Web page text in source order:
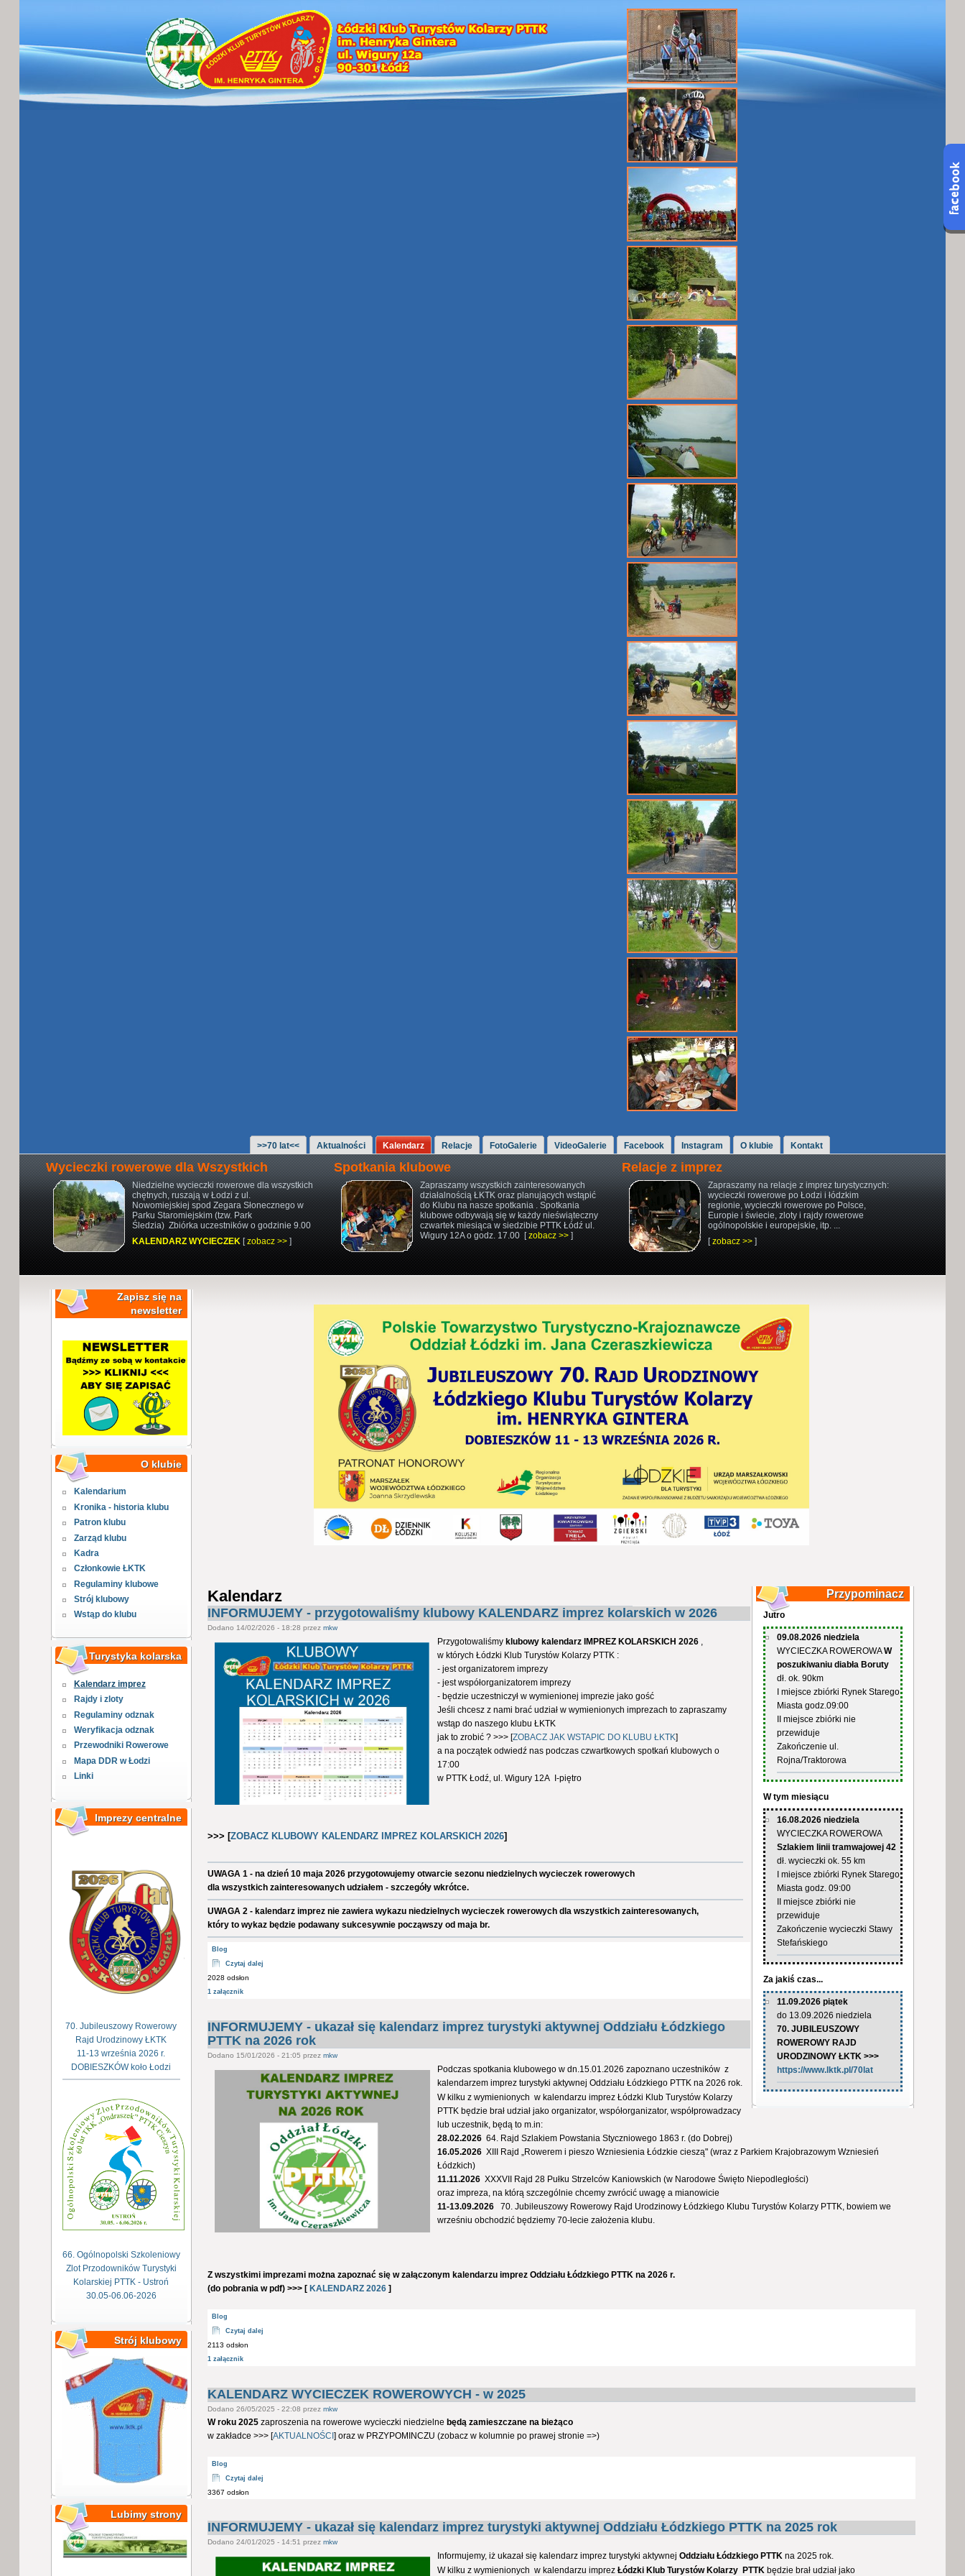
>>70 lat<< Aktualności Kalendarz Relacje FotoGalerie VideoGalerie Facebook Instagram O klubie Kontakt
Wycieczki rowerowe dla Wszystkich
Niedzielne wycieczki rowerowe dla wszystkich
chętnych,ruszają w Łodzi z ul.
Nowomiejskiej spod Zegara Słonecznego w
Parku Staromiejskim (tzw. Park
Śledzia) Zbiórka uczestników o godzinie 9.00
KALENDARZ WYCIECZEK [zobacz >>]
Spotkania klubowe
Zapraszamy wszystkich zainteresowanych
działalnością ŁKTK oraz planujących wstąpić
do Klubu na nasze spotkania . Spotkania
klubowe odbywają się w każdy nieświąteczny
czwartek miesiąca w siedzibie PTTK Łódź ul.
Wigury 12A o godz. 17.00 [zobacz >>]
Relacje z imprez
Zapraszamy na relacje z imprez turystycznych:
wycieczki rowerowe po Łodzi i łódzkim
regionie, wycieczki rowerowe po Polsce,
Europie i świecie, zloty i rajdy rowerowe
ogólnopolskie i europejskie, itp. ...
[zobacz >> ]
Zapisz się na
newsletter
O klubie
Kalendarium
Kronika - historia klubu
Patron klubu
Zarząd klubu
Kadra
Członkowie ŁKTK
Regulaminy klubowe
Strój klubowy
Wstąp do klubu
Turystyka kolarska
Kalendarz imprez
Rajdy i zloty
Regulaminy odznak
Weryfikacja odznak
Przewodniki Rowerowe
Mapa DDR w Łodzi
Linki
Imprezy centralne
70. Jubileuszowy Rowerowy
Rajd Urodzinowy ŁKTK
11-13 września 2026 r.
DOBIESZKÓW koło Łodzi
66. Ogólnopolski Szkoleniowy
Zlot Przodowników Turystyki
Kolarskiej PTTK - Ustroń
30.05-06.06-2026
Strój klubowy
Lubimy strony
Przypominacz
Jutro
09.08.2026 niedziela
WYCIECZKA ROWEROWAW
poszukiwaniu diabła Boruty
dł. ok. 90km
I miejsce zbiórki Rynek Starego
Miasta godz.09:00
II miejsce zbiórki nie
przewiduje
Zakończenie ul.
Rojna/Traktorowa
W tym miesiącu
16.08.2026 niedziela
WYCIECZKA ROWEROWA
Szlakiem linii tramwajowej 42
dł. wycieczki ok. 55 km
I miejsce zbiórki Rynek Starego
Miasta godz. 09:00
II miejsce zbiórki nie
przewiduje
Zakończenie wycieczki Stawy
Stefańskiego
Za jakiś czas...
11.09.2026 piątek
do 13.09.2026 niedziela
70. JUBILEUSZOWY
ROWEROWY RAJD
URODZINOWY ŁKTK >>>
https://www.lktk.pl/70lat
Kalendarz
INFORMUJEMY - przygotowaliśmy klubowy KALENDARZ imprez kolarskich w 2026
Dodano 14/02/2026 - 18:28 przez mkw
Przygotowaliśmy klubowy kalendarz IMPREZ KOLARSKICH 2026,
w których Łódzki Klub Turystów Kolarzy PTTK :
- jest organizatorem imprezy
- jest współorganizatorem imprezy
- będzie uczestniczył w wymienionej imprezie jako gość
Jeśli chcesz z nami brać udział w wymienionych imprezach to zapraszamy
wstąp do naszego klubu ŁKTK
jak to zrobić ? >>> [ZOBACZ JAK WSTAPIC DO KLUBU ŁKTK]
a na początek odwiedź nas podczas czwartkowych spotkań klubowych o
17:00
w PTTK Łodź, ul. Wigury 12A I-piętro
>>> [ZOBACZ KLUBOWY KALENDARZ IMPREZ KOLARSKICH 2026]
UWAGA 1 - na dzień 10 maja 2026 przygotowujemy otwarcie sezonu niedzielnych wycieczek rowerowych
dla wszystkich zainteresowanych udziałem - szczegóły wkrótce.
UWAGA 2 - kalendarz imprez nie zawiera wykazu niedzielnych wycieczek rowerowych dla wszystkich zainteresowanych,
który to wykaz będzie podawany sukcesywnie począwszy od maja br.
Blog
Czytaj dalej
2028 odsłon
1 załącznik
INFORMUJEMY - ukazał się kalendarz imprez turystyki aktywnej Oddziału Łódzkiego
PTTK na 2026 rok
Dodano 15/01/2026 - 21:05 przez mkw
Podczas spotkania klubowego w dn.15.01.2026 zapoznano uczestników z
kalendarzem imprez turystyki aktywnej Oddziału Łódzkiego PTTK na 2026 rok.
W kilku z wymienionych w kalendarzu imprez Łódzki Klub Turystów Kolarzy
PTTK będzie brał udział jako organizator, współorganizator, współprowadzacy
lub uczestnik, będą to m.in:
28.02.2026 64. Rajd Szlakiem Powstania Styczniowego 1863 r. (do Dobrej)
16.05.2026 XIII Rajd „Rowerem i pieszo Wzniesienia Łódzkie cieszą" (wraz z Parkiem Krajobrazowym Wzniesień
Łódzkich)
11.11.2026XXXVII Rajd 28 Pułku Strzelców Kaniowskich (w Narodowe Święto Niepodległości)
oraz impreza, na którą szczególnie chcemy zwrócić uwagę a mianowicie
11-13.09.2026
70. Jubileuszowy Rowerowy Rajd Urodzinowy Łódzkiego Klubu Turystów Kolarzy PTTK, bowiem we
wrześniu obchodzić będziemy 70-lecie założenia klubu.
Z wszystkimi imprezami można zapoznać się w załączonym kalendarzu imprez Oddziału Łódzkiego PTTK na 2026 r.
(do pobrania w pdf) >>> [ KALENDARZ 2026]
Blog
Czytaj dalej
2113 odsłon
1 załącznik
KALENDARZ WYCIECZEK ROWEROWYCH - w 2025
Dodano 26/05/2025 - 22:08 przez mkw
W roku 2025zaproszenia na rowerowe wycieczki niedzielne będą zamieszczane na bieżąco
w zakładce >>> [AKTUALNOŚCI ] oraz w PRZYPOMINCZU (zobacz w kolumnie po prawej stronie =>)
Blog
Czytaj dalej
3367 odsłon
INFORMUJEMY - ukazał się kalendarz imprez turystyki aktywnej Oddziału Łódzkiego PTTK na 2025 rok
Dodano 24/01/2025 - 14:51 przez mkw
Informujemy, iż ukazał się kalendarz imprez turystyki aktywnej Oddziału Łódzkiego PTTK na 2025 rok.
W kilku z wymienionych w kalendarzu imprez Łódzki Klub Turystów Kolarzy PTTK będzie brał udział jako